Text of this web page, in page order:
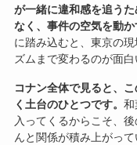
が一緒に違和感を追う
なく、事件の空気を動か
に踏み込むと、東京の
ズムまで変わるのが面白
コナン全体で見ると、
く土台のひとつです。 和
入ってくるからこそ、
んと関係が積み上がって